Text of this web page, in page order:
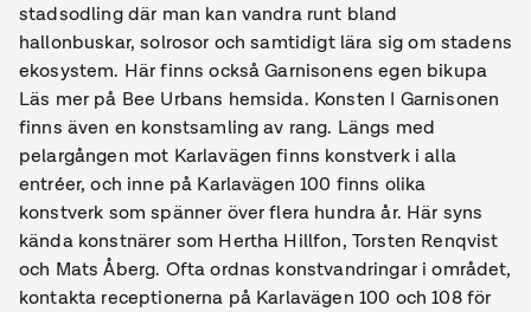
stadsodling där man kan vandra runt bland
hallonbuskar, solrosor och samtidigt lära sig om stadens
ekosystem. Här finns också Garnisonens egen bikupa
Läs mer på Bee Urbans hemsida. Konsten I Garnisonen
finns även en konstsamling av rang. Längs med
pelargången mot Karlavägen finns konstverk i alla
entréer, och inne på Karlavägen 100 finns olika
konstverk som spänner över flera hundra år. Här syns
kända konstnärer som Hertha Hillfon, Torsten Renqvist
och Mats Åberg. Ofta ordnas konstvandringar i området,
kontakta receptionerna på Karlavägen 100 och 108 för